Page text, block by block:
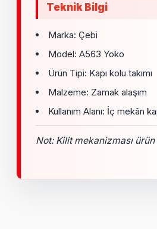
Teknik Bilgi
Marka: Çebi
Model: A563 Yoko
Ürün Tipi: Kapı kolu takımı
Malzeme: Zamak alaşım
Kullanım Alanı: İç mekân
Not: Kilit mekanizması